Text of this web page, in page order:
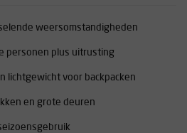
1,80 kg
m
mm
weersomstandigheden
personen plus uitrusting
lichtgewicht voor backpacken
en grote deuren